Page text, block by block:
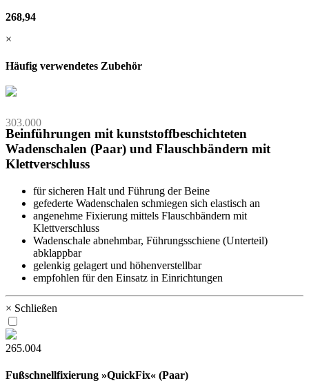
268,94
×
Häufig verwendetes Zubehör
303.000
Beinführungen mit kunststoffbeschichteten
Wadenschalen (Paar) und Flauschbändern mit
Klettverschluss
für sicheren Halt und Führung der Beine
gefederte Wadenschalen schmiegen sich elastisch an
angenehme Fixierung mittels Flauschbändern mit
Klettverschluss
Wadenschale abnehmbar, Führungsschiene (Unterteil)
abklappbar
gelenkig gelagert und höhenverstellbar
empfohlen für den Einsatz in Einrichtungen
× Schließen
265.004
Fußschnellfixierung »QuickFix« (Paar)